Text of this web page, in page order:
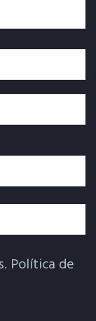
Política de